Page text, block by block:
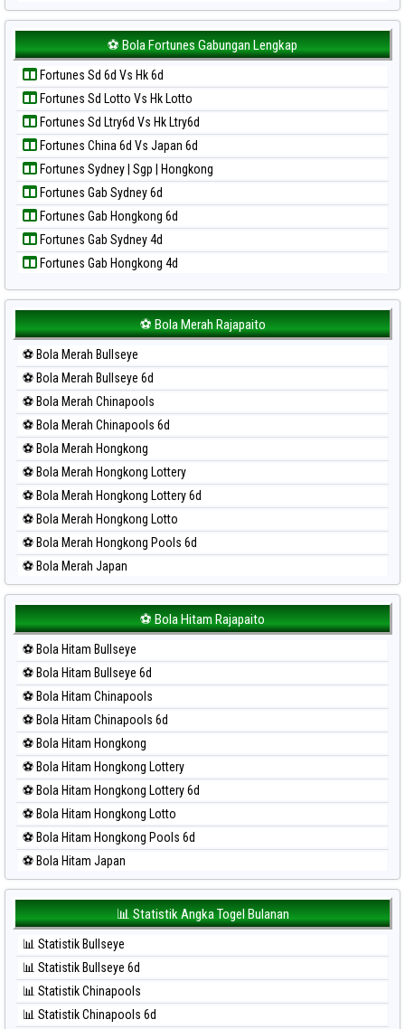
Paito Harian Japan 6d
Paito Harian Korea
Paito Harian Kuda Lari
Paito Harian Magnum Cambodia
Paito Harian Nagoya
Paito Harian New York Midday
Paito Harian North Carolina Day
Paito Harian Pcso
Paito Harian Pennsylvania Day
Paito Harian Sao Paulo
Paito Harian Singapore
Paito Harian Sydney
Paito Harian Sydney Lottery
Paito Harian Sydney Lottery 6d
Paito Harian Sydney Lotto
Paito Harian Sydney Pools 6d
Paito Harian Taipei
Paito Harian Taiwan
⚽ Bola Fortunes Gabungan Lengkap
Fortunes Sd 6d Vs Hk 6d
Fortunes Sd Lotto Vs Hk Lotto
Fortunes Sd Ltry6d Vs Hk Ltry6d
Fortunes China 6d Vs Japan 6d
Fortunes Sydney | Sgp | Hongkong
Fortunes Gab Sydney 6d
Fortunes Gab Hongkong 6d
Fortunes Gab Sydney 4d
Fortunes Gab Hongkong 4d
⚽ Bola Merah Rajapaito
⚽ Bola Merah Bullseye
⚽ Bola Merah Bullseye 6d
⚽ Bola Merah Chinapools
⚽ Bola Merah Chinapools 6d
⚽ Bola Merah Hongkong
⚽ Bola Merah Hongkong Lottery
⚽ Bola Merah Hongkong Lottery 6d
⚽ Bola Merah Hongkong Lotto
⚽ Bola Merah Hongkong Pools 6d
⚽ Bola Merah Japan
⚽ Bola Merah Japan 6d
⚽ Bola Merah Korea
⚽ Bola Merah Kuda Lari
⚽ Bola Merah Magnum Cambodia
⚽ Bola Merah Nagoya
⚽ Bola Merah North Carolina Day
⚽ Bola Merah Pcso
⚽ Bola Merah Sao Paulo
⚽ Bola Merah Singapore
⚽ Bola Merah Sydney
⚽ Bola Merah Sydney Lottery
⚽ Bola Merah Sydney Lottery 6d
⚽ Bola Merah Sydney Lotto
⚽ Bola Merah Sydney Pools 6d
⚽ Bola Merah Taipei
⚽ Bola Merah Taiwan
⚽ Bola Hitam Rajapaito
⚽ Bola Hitam Bullseye
⚽ Bola Hitam Bullseye 6d
⚽ Bola Hitam Chinapools
⚽ Bola Hitam Chinapools 6d
⚽ Bola Hitam Hongkong
⚽ Bola Hitam Hongkong Lottery
⚽ Bola Hitam Hongkong Lottery 6d
⚽ Bola Hitam Hongkong Lotto
⚽ Bola Hitam Hongkong Pools 6d
⚽ Bola Hitam Japan
⚽ Bola Hitam Japan 6d
⚽ Bola Hitam Korea
⚽ Bola Hitam Kuda Lari
⚽ Bola Hitam Magnum Cambodia
⚽ Bola Hitam Nagoya
⚽ Bola Hitam North Carolina Day
⚽ Bola Hitam Pcso
📊 Statistik Angka Togel Bulanan
📊 Statistik Bullseye
📊 Statistik Bullseye 6d
📊 Statistik Chinapools
📊 Statistik Chinapools 6d